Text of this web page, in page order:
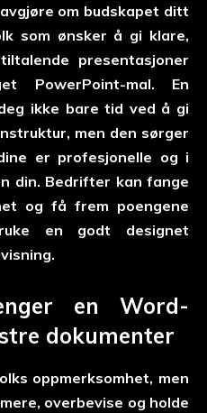
om budskapet ditt
som ønsker å gi klare,
presentasjoner
PowerPoint-mal. En
ikke bare tid ved å gi
men den sørger
er profesjonelle og i
din. Bedrifter kan fange
og få frem poengene
en godt designet
en Word-
dokumenter
oppmerksomhet, men
overbevise og holde